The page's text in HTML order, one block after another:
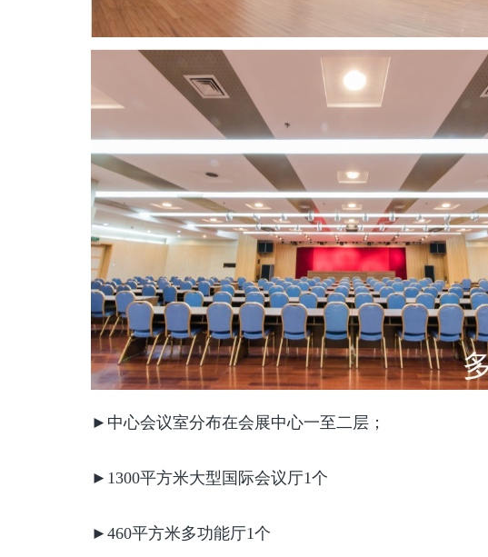
►中心会议室分布在会展中心一至二层；
►1300平方米大型国际会议厅1个
►460平方米多功能厅1个